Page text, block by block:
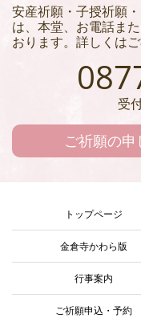
安産祈願・子授祈願
は、本堂、お電話ま
おります。詳しくは
受
ご祈願の
トップページ
金倉寺かわら版
行事案内
ご祈願申込・予約